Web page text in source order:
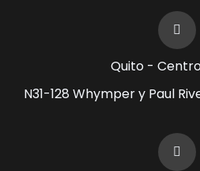
Quito -
N31-128 Whymper y Paul